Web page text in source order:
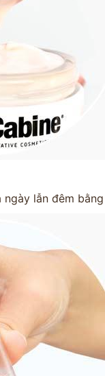
ngày lẫn đêm